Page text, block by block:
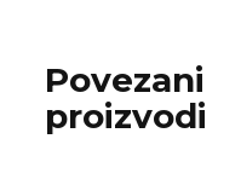
Povezani
proizvodi